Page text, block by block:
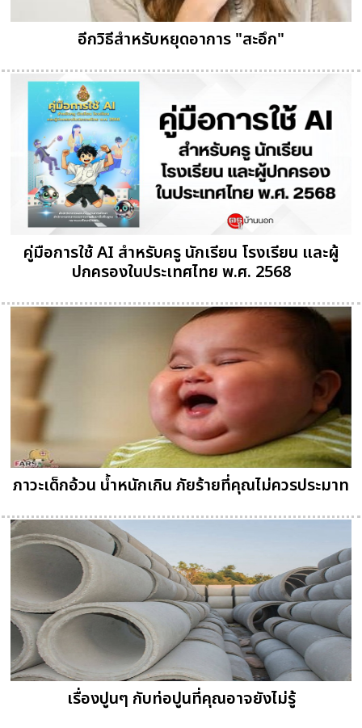
อีกวิธีสำหรับหยุดอาการ "สะอึก"
คู่มือการใช้ AI สำหรับครู นักเรียน โรงเรียน และผู้
ปกครองในประเทศไทย พ.ศ. 2568
ภาวะเด็กอ้วน น้ำหนักเกิน ภัยร้ายที่คุณไม่ควรประมาท
เรื่องปูนๆ กับท่อปูนที่คุณอาจยังไม่รู้